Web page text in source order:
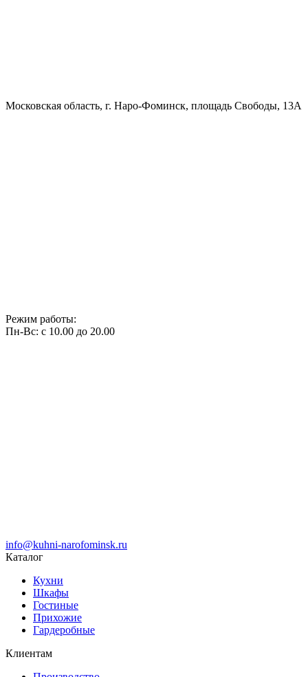
Московская область, г. Наро-Фоминск, площадь Свободы, 13А
Режим работы:
Пн-Вс: с 10.00 до 20.00
info@kuhni-narofominsk.ru
Каталог
Кухни
Шкафы
Гостиные
Прихожие
Гардеробные
Клиентам